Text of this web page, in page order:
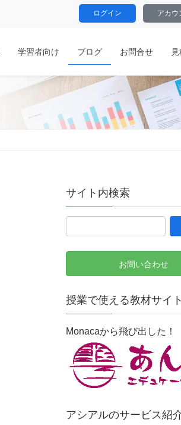
ログイン アカウ
学習者向け ブログ お問合せ
サイト内検索
お問い合わせ
授業で使える教材サイト
Monacaから飛び出した！
アシアルのサービス紹